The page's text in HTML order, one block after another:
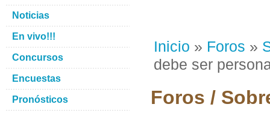
Inicio » Foros »
debe ser
Foros /
Noticias
En vivo!!!
Concursos
Encuestas
Pronósticos